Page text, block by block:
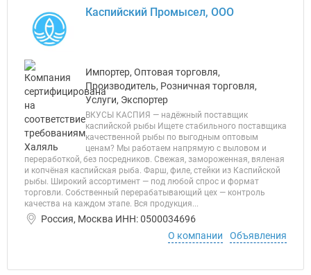
Каспийский Промысел, ООО
Импортер, Оптовая торговля,
Производитель, Розничная торговля,
Услуги, Экспортер
ВКУСЫ КАСПИЯ — надёжный поставщик
каспийской рыбы Ищете стабильного поставщика
качественной рыбы по выгодным оптовым
ценам? Мы работаем напрямую с выловом и
переработкой, без посредников. Свежая, замороженная, вяленая
и копчёная каспийская рыба. Фарш, филе, стейки из Каспийской
рыбы. Широкий ассортимент — под любой спрос и формат
торговли. Собственный перерабатывающий цех — контроль
качества на каждом этапе. Вся продукция...
Россия, Москва ИНН: 0500034696
О компании
Объявления